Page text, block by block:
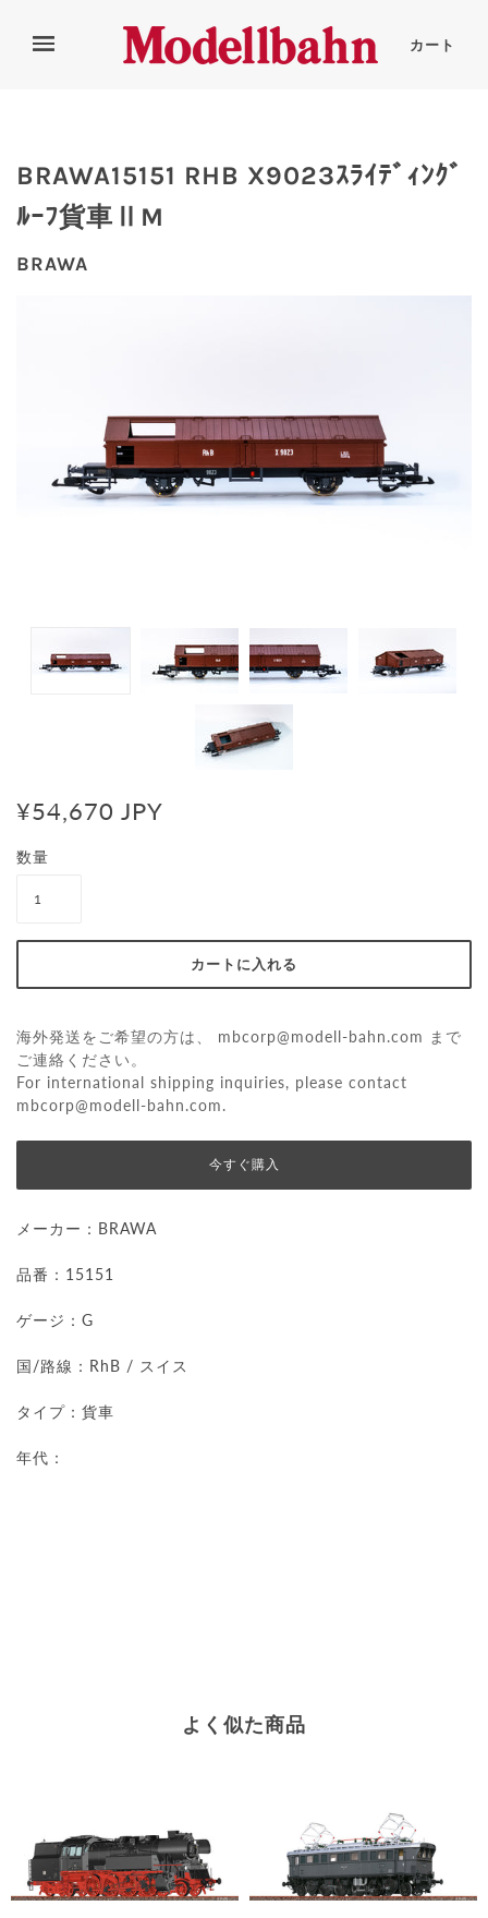
カート
BRAWA15151 RHB X9023ｽﾗｲﾃﾞｨﾝｸﾞ
ﾙｰﾌ貨車ⅡM
BRAWA
¥54,670 JPY
数量
海外発送をご希望の方は、 mbcorp@modell-bahn.com
まで
ご連絡ください。
For international shipping inquiries, please contact
mbcorp@modell-bahn.com.
今すぐ購入
メーカー：BRAWA
品番：15151
ゲージ：G
国/路線：RhB / スイス
タイプ：貨車
年代：
よく似た商品